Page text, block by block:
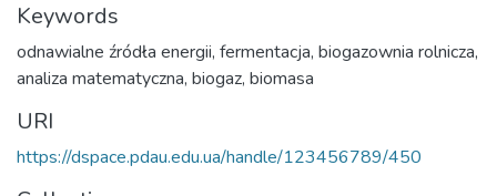
Keywords
odnawialne źródła energii, fermentacja, biogazownia rolnicza,
analiza matematyczna, biogaz, biomasa
URI
https://dspace.pdau.edu.ua/handle/123456789/450